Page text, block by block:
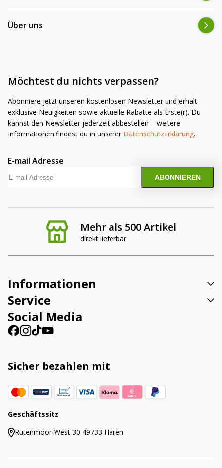
Mehr als 500 Artikel
direkt lieferbar
Über uns
Möchtest du nichts verpassen?
Abonniere jetzt unseren kostenlosen Newsletter und erhalt
exklusive Neuigkeiten sowie aktuelle Rabatte als Erste(r). Du
kannst den Newsletter jederzeit abbestellen – weitere
Informationen findest du in unserer Datenschutzerklärung.
E-mail Adresse
Informationen
Service
Social Media
Sicher bezahlen mit
Geschäftssitz
Rütenmoor-West 30 49733 Haren